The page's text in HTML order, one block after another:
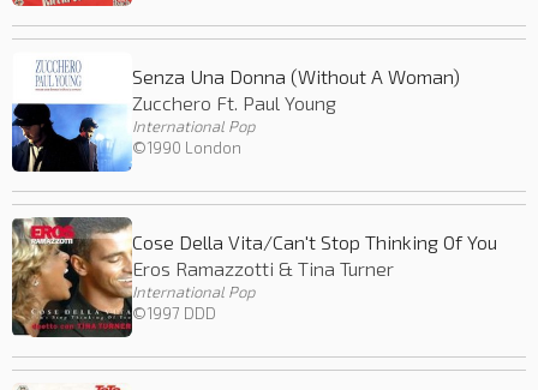
Senza Una Donna (Without A Woman)
Zucchero Ft. Paul Young
International Pop
©1990 London
Cose Della Vita/Can't Stop Thinking Of You
Eros Ramazzotti & Tina Turner
International Pop
©1997 DDD